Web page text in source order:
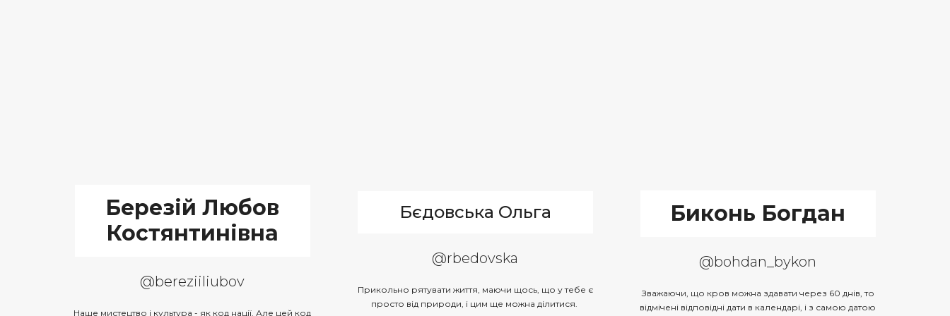
Березій Любов
Костянтинівна
@bereziiliubov
Наше мистецтво і культура - як код нації. Але цей код
Бєдовська Ольга
@rbedovska
Прикольно рятувати життя, маючи щось, що у тебе є
просто від природи, і цим ще можна ділитися.
Биконь Богдан
@bohdan_bykon
Зважаючи, що кров можна здавати через 60 днів, то
відмічені відповідні дати в календарі, і з самою датою